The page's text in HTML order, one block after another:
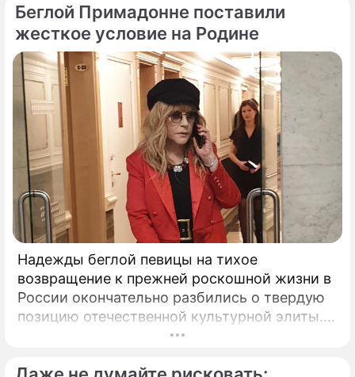
Беглой Примадонне поставили
жесткое условие на Родине
Надежды беглой певицы на тихое
возвращение к прежней роскошной жизни в
России окончательно разбились о твердую
позицию отечественной культурной элиты.
Эпопея вокруг возможного камбэка 75-
сцену приобрела абсолютно